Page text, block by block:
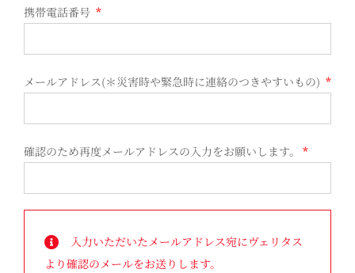
携帯電話番号 *
メールアドレス(＊災害時や緊急時に連絡のつきやすいもの) *
確認のため再度メールアドレスの入力をお願いします。 *
入力いただいたメールアドレス宛にヴェリタス
より確認のメールをお送りします。